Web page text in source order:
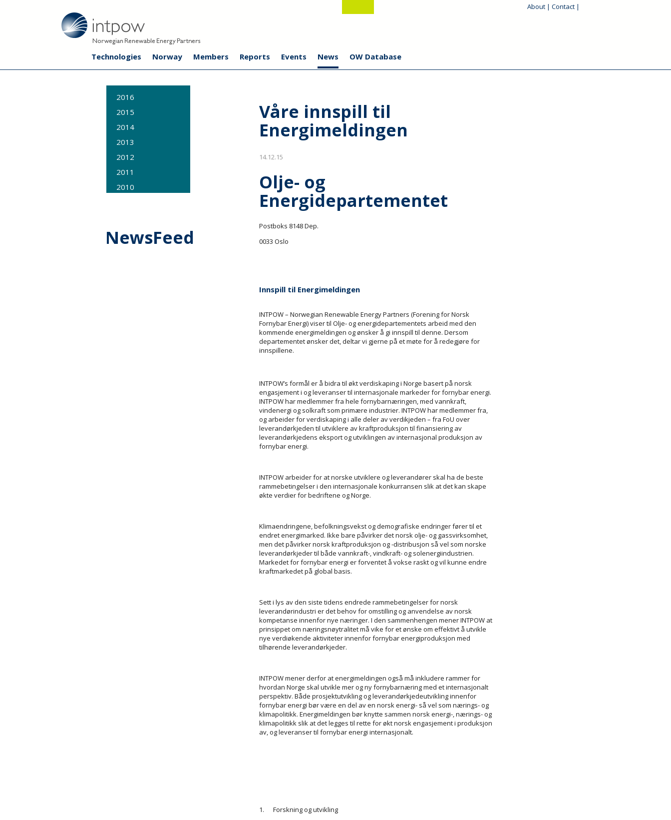
About | Contact |
Technologies Norway Members Reports Events News OW Database
2016
2015
2014
2013
2012
2011
2010
NewsFeed
Våre innspill til
Energimeldingen
14.12.15
Olje- og
Energidepartementet
Postboks 8148 Dep.
0033 Oslo
Innspill til Energimeldingen
INTPOW – Norwegian Renewable Energy Partners (Forening for Norsk
Fornybar Energi) viser til Olje- og energidepartementets arbeid med den
kommende energimeldingen og ønsker å gi innspill til denne. Dersom
departementet ønsker det, deltar vi gjerne på et møte for å redegjøre for
innspillene.
INTPOW’s formål er å bidra til økt verdiskaping i Norge basert på norsk
engasjement i og leveranser til internasjonale markeder for fornybar energi.
INTPOW har medlemmer fra hele fornybarnæringen, med vannkraft,
vindenergi og solkraft som primære industrier. INTPOW har medlemmer fra,
og arbeider for verdiskaping i alle deler av verdikjeden – fra FoU over
leverandørkjeden til utviklere av kraftproduksjon til finansiering av
leverandørkjedens eksport og utviklingen av internasjonal produksjon av
fornybar energi.
INTPOW arbeider for at norske utviklere og leverandører skal ha de beste
rammebetingelser i den internasjonale konkurransen slik at det kan skape
økte verdier for bedriftene og Norge.
Klimaendringene, befolkningsvekst og demografiske endringer fører til et
endret energi­marked. Ikke bare påvirker det norsk olje- og gassvirksomhet,
men det påvirker norsk kraft­produksjon og -distribusjon så vel som norske
leverandørkjeder til både vannkraft-, vind­kraft- og solenergiindustrien.
Markedet for fornybar energi er forventet å vokse raskt og vil kunne endre
kraftmarkedet på global basis.
Sett i lys av den siste tidens endrede rammebetingelser for norsk
leverandørindustri er det behov for om­stilling og anvendelse av norsk
kompetanse innenfor nye næringer. I den sammenhengen mener INTPOW at
prinsippet om næringsnøytralitet må vike for et ønske om effektivt å utvikle
nye verdiøkende aktiviteter innenfor fornybar energiproduksjon med
tilhørende leverandørkjeder.
INTPOW mener derfor at energimeldingen også må inkludere rammer for
hvordan Norge skal utvikle mer og ny fornybarnæring med et internasjonalt
perspektiv. Både prosjektutvikling og leverandørkjedeutvikling innenfor
fornybar energi bør være en del av en norsk energi- så vel som nærings- og
klimapolitikk. Energimeldingen bør knytte sammen norsk energi-, nærings- og
klimapolitikk slik at det legges til rette for økt norsk engasjement i produksjon
av, og leveranser til fornybar energi internasjonalt.
1. Forskning og utvikling